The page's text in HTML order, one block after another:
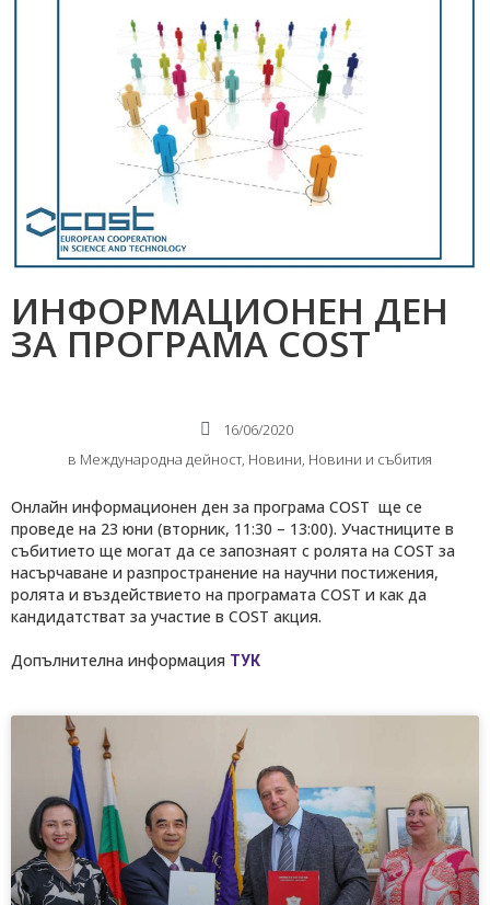
ИНФОРМАЦИОНЕН ДЕН
ЗА ПРОГРАМА COST
16/06/2020
в Международнa дейност, Новини, Новини и събития
Онлайн информационен ден за програма COST ще се
проведе на 23 юни (вторник, 11:30 – 13:00). Участниците в
събитието ще могат да се запознаят с ролята на COST за
насърчаване и разпространение на научни постижения,
ролята и въздействието на програмата COST и как да
кандидатстват за участие в COST акция.
Допълнителна информация ТУК